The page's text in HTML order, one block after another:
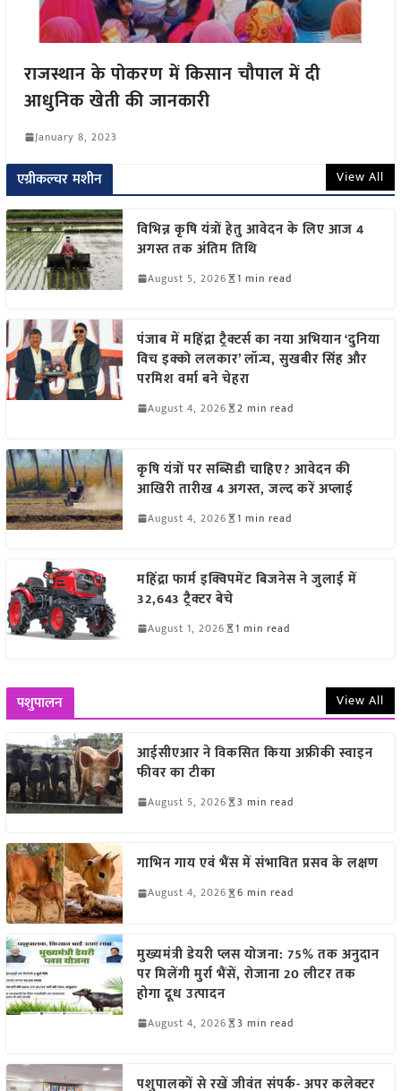
राजस्थान के पोकरण में किसान चौपाल में दी
आधुनिक खेती की जानकारी
January 8, 2023
एग्रीकल्चर मशीन View All
विभिन्न कृषि यंत्रों हेतु आवेदन के लिए आज 4
अगस्त तक अंतिम तिथि
August 5, 2026 1 min read
पंजाब में महिंद्रा ट्रैक्टर्स का नया अभियान ‘दुनिया
विच इक्को ललकार’ लॉन्च, सुखबीर सिंह और
परमिश वर्मा बने चेहरा
August 4, 2026 2 min read
कृषि यंत्रों पर सब्सिडी चाहिए? आवेदन की
आखिरी तारीख 4 अगस्त, जल्द करें अप्लाई
August 4, 2026 1 min read
महिंद्रा फार्म इक्विपमेंट बिजनेस ने जुलाई में
32,643 ट्रैक्टर बेचे
August 1, 2026 1 min read
पशुपालन View All
आईसीएआर ने विकसित किया अफ्रीकी स्वाइन
फीवर का टीका
August 5, 2026 3 min read
गाभिन गाय एवं भैंस में संभावित प्रसव के लक्षण
August 4, 2026 6 min read
मुख्यमंत्री डेयरी प्लस योजना: 75% तक अनुदान
पर मिलेंगी मुर्रा भैंसें, रोजाना 20 लीटर तक
होगा दूध उत्पादन
August 4, 2026 3 min read
पशुपालकों से रखें जीवंत संपर्क- अपर कलेक्टर